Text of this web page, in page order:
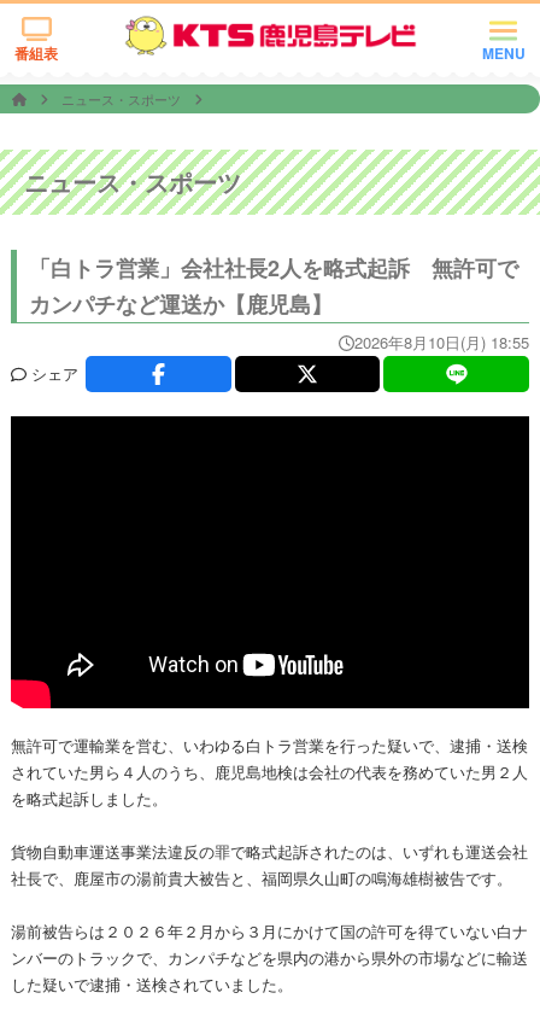
MENU
番組表
ニュース・スポーツ
ニュース・スポーツ
「白トラ営業」会社社長2人を略式起訴 無許可で
カンパチなど運送か【鹿児島】
2026年8月10日(月) 18:55
シェア
無許可で運輸業を営む、いわゆる白トラ営業を行った疑いで、逮捕・送検
されていた男ら４人のうち、鹿児島地検は会社の代表を務めていた男２人
を略式起訴しました。
貨物自動車運送事業法違反の罪で略式起訴されたのは、いずれも運送会社
社長で、鹿屋市の湯前貴大被告と、福岡県久山町の鳴海雄樹被告です。
湯前被告らは２０２６年２月から３月にかけて国の許可を得ていない白ナ
ンバーのトラックで、カンパチなどを県内の港から県外の市場などに輸送
した疑いで逮捕・送検されていました。